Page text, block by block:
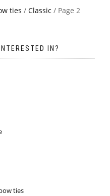
ties / Classic / Page 2
IN?
ties